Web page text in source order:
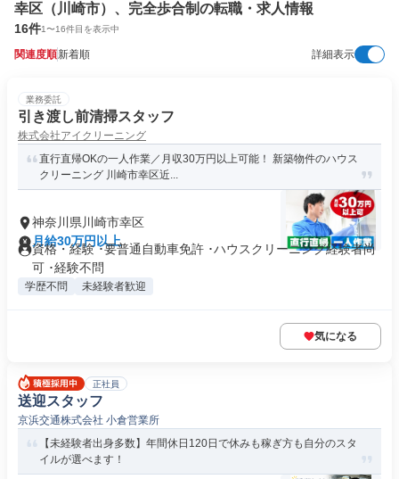
幸区（川崎市）、完全歩合制の転職・求人情報
16件1〜16件目を表示中
関連度順新着順 詳細表示
業務委託
引き渡し前清掃スタッフ
株式会社アイクリーニング
直行直帰OKの一人作業／月収30万円以上可能！ 新築物件のハウス
クリーニング 川崎市幸区近...
神奈川県川崎市幸区
月給30万円以上
資格・経験 ･要普通自動車免許 ･ハウスクリーニング経験者尚
可 ･経験不問
学歴不問 未経験者歓迎
気になる
正社員
送迎スタッフ
京浜交通株式会社 小倉営業所
【未経験者出身多数】年間休日120日で休みも稼ぎ方も自分のスタ
イルが選べます！